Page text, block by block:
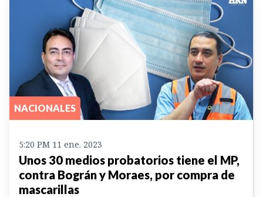
NACIONALES
5:20 PM 11 ene. 2023
Unos 30 medios probatorios tiene el MP,
contra Bográn y Moraes, por compra de
mascarillas